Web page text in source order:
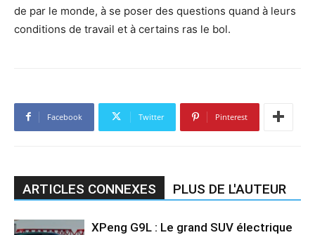
de par le monde, à se poser des questions quand à leurs
conditions de travail et à certains ras le bol.
Facebook Twitter Pinterest
ARTICLES CONNEXES PLUS DE L'AUTEUR
XPeng G9L : Le grand SUV électrique